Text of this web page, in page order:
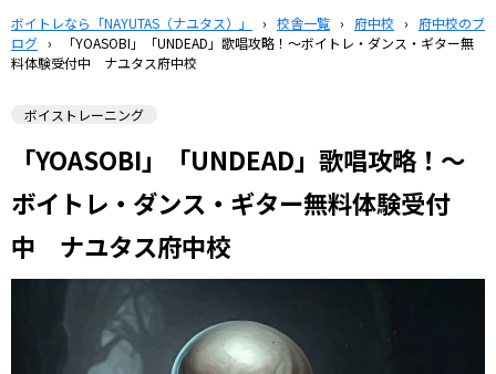
ボイトレなら「NAYUTAS（ナユタス）」 › 校舎一覧 › 府中校 ›
府中校のブ
ログ ›
「YOASOBI」「UNDEAD」歌唱攻略！～ボイトレ・ダンス・ギター無
料体験受付中 ナユタス府中校
ボイストレーニング
「YOASOBI」「UNDEAD」歌唱攻略！～
ボイトレ・ダンス・ギター無料体験受付
中 ナユタス府中校